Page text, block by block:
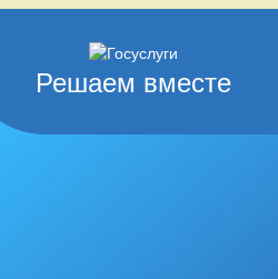
Решаем вместе